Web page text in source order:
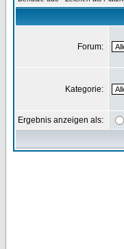
Forum:
Kategorie:
Ergebnis anzeigen als: